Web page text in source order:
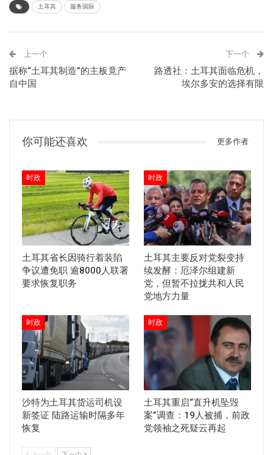
土耳其 服务国际
上一个
据称“土耳其制造”的主板竟产
自中国
下一个
路透社：土耳其面临危机，
埃尔多安的选择有限
你可能还喜欢 更多作者
时政
土耳其省长因骑行着装陷
争议遭免职 逾8000人联署
要求恢复职务
时政
土耳其主要反对党裂变持
续发酵：厄泽尔组建新
党，但暂不拉拢共和人民
党地方力量
时政
沙特为土耳其货运司机设
新签证 陆路运输时隔多年
恢复
时政
土耳其重启“直升机坠毁
案”调查：19人被捕，前政
党领袖之死疑云再起